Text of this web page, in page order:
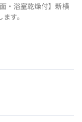
・浴室乾燥付】新横
す。